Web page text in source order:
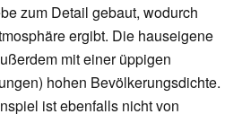
zum Detail gebaut, wodurch
ergibt. Die hauseigene
mit einer üppigen
hohen Bevölkerungsdichte.
ist ebenfalls nicht von